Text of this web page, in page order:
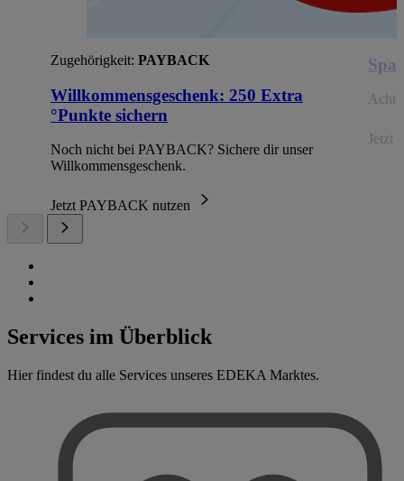
Zugehörigkeit: PAYBACK
Willkommensgeschenk: 250 Extra
°Punkte sichern
Noch nicht bei PAYBACK? Sichere dir unser
Willkommensgeschenk.
Jetzt PAYBACK nutzen
Jetzt
Services im Überblick
Hier findest du alle Services unseres EDEKA Marktes.